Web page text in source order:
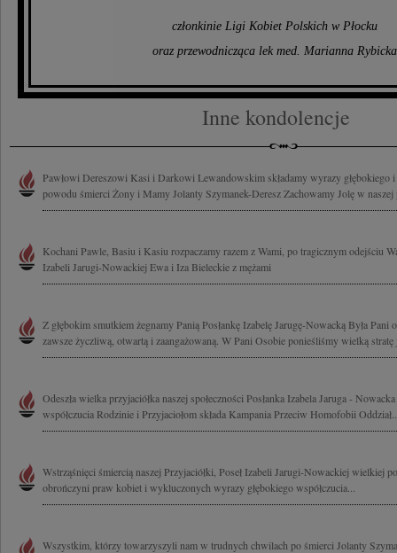
członkinie Ligi Kobiet Polskich w Płocku
oraz przewodnicząca lek med. Marianna Rybicka
Inne kondolencje
Pawłowi Dereszowi Kasi i Darkowi Lewandowskim składamy wyrazy głębokiego i
powodu śmierci Żony i Mamy Jolanty Szymanek-Deresz Zachowamy Jolę w
Kochani Pawle, Basiu i Kasiu rozpaczamy razem z Wami, po tragicznym odejściu
Izabeli Jarugi-Nowackiej Ewa i Iza Bieleckie z mężami
Z głębokim smutkiem żegnamy Panią Posłankę Izabelę Jarugę-Nowacką Była Pani
zawsze życzliwą, otwartą i zaangażowaną. W Pani Osobie ponieśliśmy wielką stratę
Odeszła wielka przyjaciółka naszej społeczności Posłanka Izabela Jaruga -
współczucia Rodzinie i Przyjaciołom składa Kampania Przeciw Homofobii
Wstrząśnięci śmiercią naszej Przyjaciółki, Poseł Izabeli Jarugi-Nowackiej wielkiej
obrończyni praw kobiet i wykluczonych wyrazy głębokiego współczucia...
Wszystkim, którzy towarzyszyli nam w trudnych chwilach po śmierci Jolanty